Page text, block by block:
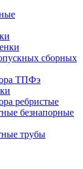
сборных
ТПФэ
ребристые
безнапорные
трубы